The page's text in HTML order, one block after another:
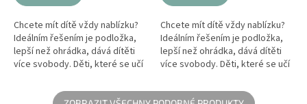
Chcete mít dítě vždy nablízku?
Ideálním řešením je podložka,
lepší než ohrádka, dává dítěti
více svobody. Děti, které se učí
měly trávit hodně...
Chcete mít dítě vždy nablízku?
Ideálním řešením je podložka,
lepší než ohrádka, dává dítěti
více svobody. Děti, které se učí
měly trávit hodně...